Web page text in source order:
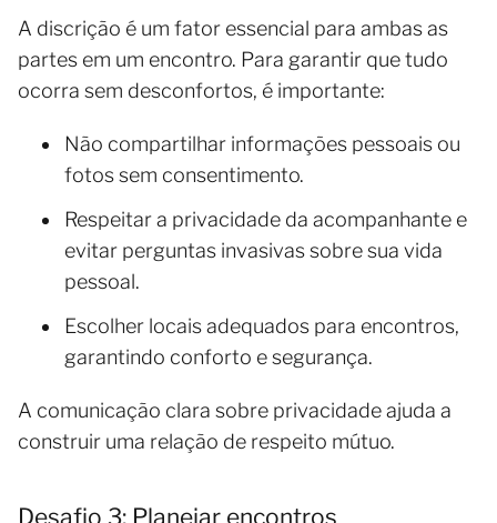
A discrição é um fator essencial para ambas as
partes em um encontro. Para garantir que tudo
ocorra sem desconfortos, é importante:
Não compartilhar informações pessoais ou
fotos sem consentimento.
Respeitar a privacidade da acompanhante e
evitar perguntas invasivas sobre sua vida
pessoal.
Escolher locais adequados para encontros,
garantindo conforto e segurança.
A comunicação clara sobre privacidade ajuda a
construir uma relação de respeito mútuo.
Desafio 3: Planejar encontros